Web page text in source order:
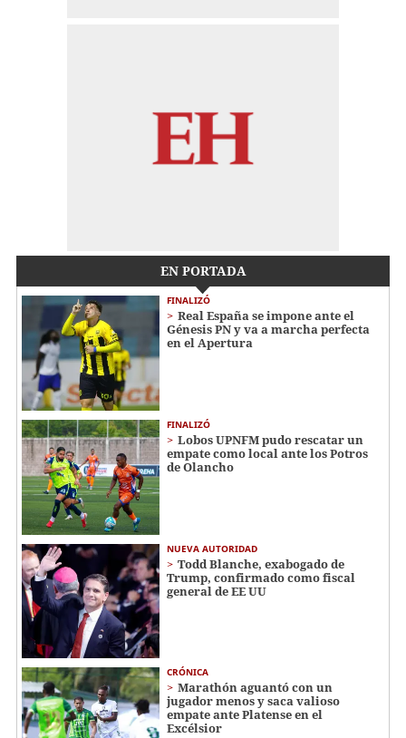
EN PORTADA
FINALIZÓ
Real España se impone ante el
Génesis PN y va a marcha perfecta
en el Apertura
FINALIZÓ
Lobos UPNFM pudo rescatar un
empate como local ante los Potros
de Olancho
NUEVA AUTORIDAD
Todd Blanche, exabogado de
Trump, confirmado como fiscal
general de EE UU
CRÓNICA
Marathón aguantó con un
jugador menos y saca valioso
empate ante Platense en el
Excélsior